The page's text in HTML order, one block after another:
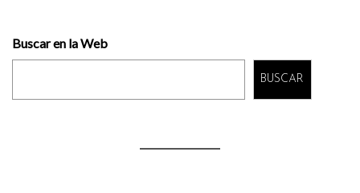
Buscar en la Web
BUSCAR